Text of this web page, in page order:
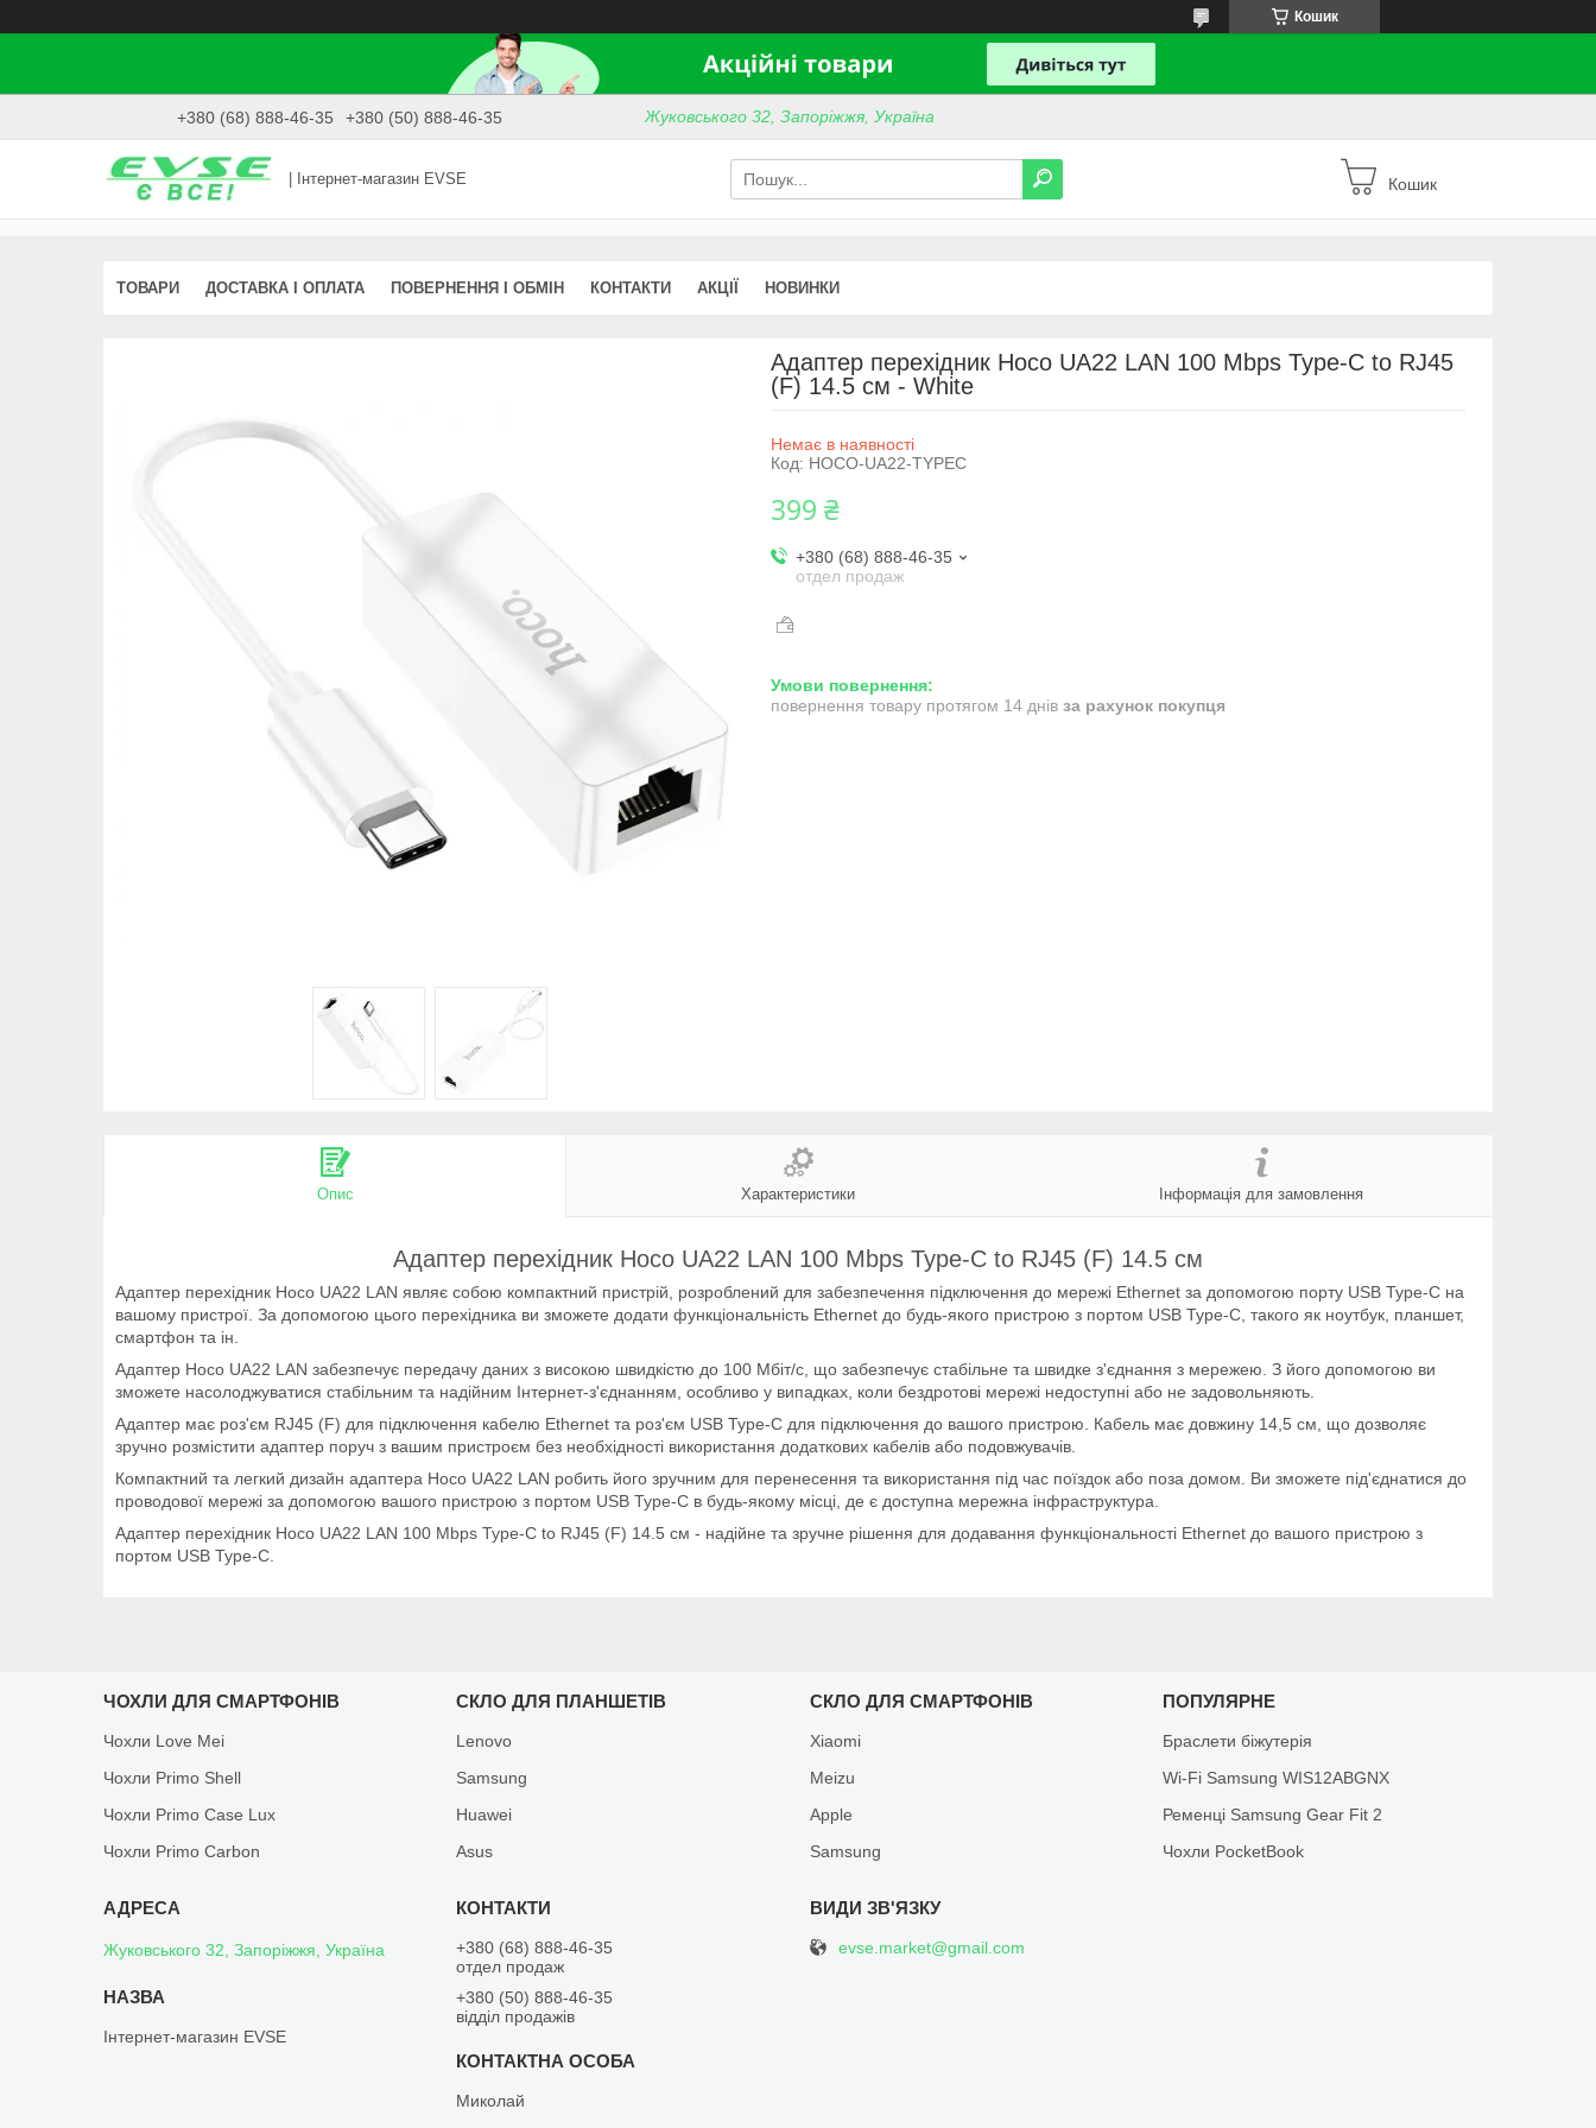
Кошик
+380 (68) 888-46-35 +380 (50) 888-46-35 Жуковського 32, Запоріжжя, Україна
| Інтернет-магазин EVSE Кошик
ТОВАРИ ДОСТАВКА І ОПЛАТА ПОВЕРНЕННЯ І ОБМІН КОНТАКТИ АКЦІЇ НОВИНКИ
Адаптер перехідник Hoco UA22 LAN 100 Mbps Type-C to RJ45
(F) 14.5 см - White
Немає в наявності
Код: HOCO-UA22-TYPEC
399 ₴
+380 (68) 888-46-35
отдел продаж
повернення товару протягом 14 днів за рахунок покупця
Опис Характеристики Інформація для замовлення
Адаптер перехідник Hoco UA22 LAN 100 Mbps Type-C to RJ45 (F) 14.5 см
Адаптер перехідник Hoco UA22 LAN являє собою компактний пристрій, розроблений для забезпечення підключення до мережі Ethernet за допомогою порту USB Type-C на
вашому пристрої. За допомогою цього перехідника ви зможете додати функціональність Ethernet до будь-якого пристрою з портом USB Type-C, такого як ноутбук, планшет,
смартфон та ін.
Адаптер Hoco UA22 LAN забезпечує передачу даних з високою швидкістю до 100 Мбіт/с, що забезпечує стабільне та швидке з'єднання з мережею. З його допомогою ви
зможете насолоджуватися стабільним та надійним Інтернет-з'єднанням, особливо у випадках, коли бездротові мережі недоступні або не задовольняють.
Адаптер має роз'єм RJ45 (F) для підключення кабелю Ethernet та роз'єм USB Type-C для підключення до вашого пристрою. Кабель має довжину 14,5 см, що дозволяє
зручно розмістити адаптер поруч з вашим пристроєм без необхідності використання додаткових кабелів або подовжувачів.
Компактний та легкий дизайн адаптера Hoco UA22 LAN робить його зручним для перенесення та використання під час поїздок або поза домом. Ви зможете під'єднатися до
проводової мережі за допомогою вашого пристрою з портом USB Type-C в будь-якому місці, де є доступна мережна інфраструктура.
Адаптер перехідник Hoco UA22 LAN 100 Mbps Type-C to RJ45 (F) 14.5 см - надійне та зручне рішення для додавання функціональності Ethernet до вашого пристрою з
портом USB Type-C.
ЧОХЛИ ДЛЯ СМАРТФОНІВ
Чохли Love Mei
Чохли Primo Shell
Чохли Primo Case Lux
Чохли Primo Carbon
СКЛО ДЛЯ ПЛАНШЕТІВ
Lenovo
Samsung
Huawei
Asus
СКЛО ДЛЯ СМАРТФОНІВ
Xiaomi
Meizu
Apple
Samsung
ПОПУЛЯРНЕ
Браслети біжутерія
Wi-Fi Samsung WIS12ABGNX
Ременці Samsung Gear Fit 2
Чохли PocketBook
Жуковського 32, Запоріжжя, Україна
Інтернет-магазин EVSE
+380 (68) 888-46-35
отдел продаж
+380 (50) 888-46-35
відділ продажів
Миколай
evse.market@gmail.com